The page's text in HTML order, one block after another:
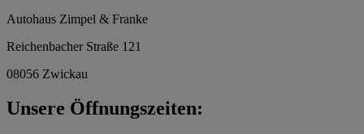
Autohaus Zimpel & Franke
Reichenbacher Straße 121
08056 Zwickau
Unsere Öffnungszeiten: